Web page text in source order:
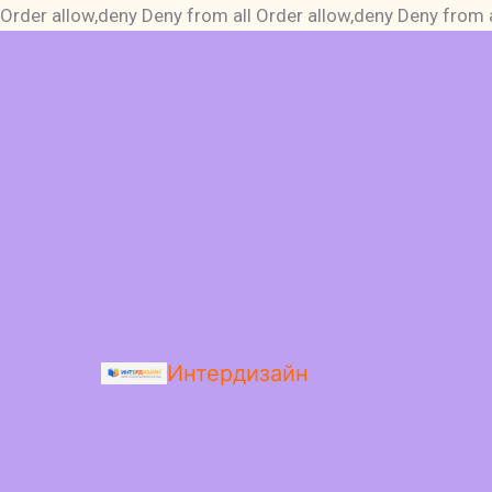
Order allow,deny Deny from all Order allow,deny Deny from
Интердизайн